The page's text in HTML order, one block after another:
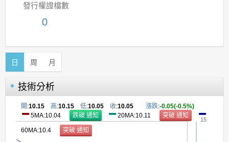
發行權證檔數
0
日 周 月
技術分析
15
開 :10.15 高:10.15 低:10.05 收:10.05 漲跌:-0.05(-0.5%)
5MA:10.04
20MA:10.11
60MA:10.4